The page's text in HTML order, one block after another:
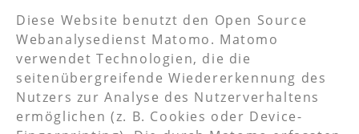
Diese Website benutzt den Open Source
Webanalysedienst Matomo. Matomo
verwendet Technologien, die die
seitenübergreifende Wiedererkennung des
Nutzers zur Analyse des Nutzerverhaltens
ermöglichen (z. B. Cookies oder Device-